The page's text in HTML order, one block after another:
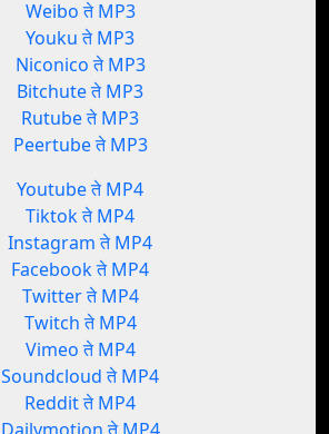
Weibo ते MP3
Youku ते MP3
Niconico ते MP3
Bitchute ते MP3
Rutube ते MP3
Peertube ते MP3
Youtube ते MP4
Tiktok ते MP4
Instagram ते MP4
Facebook ते MP4
Twitter ते MP4
Twitch ते MP4
Vimeo ते MP4
Soundcloud ते MP4
Reddit ते MP4